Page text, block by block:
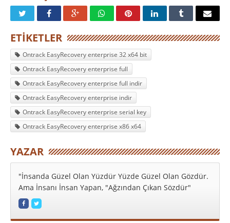
ETIKETLER
Ontrack EasyRecovery enterprise 32 x64 bit
Ontrack EasyRecovery enterprise full
Ontrack EasyRecovery enterprise full indir
Ontrack EasyRecovery enterprise indir
Ontrack EasyRecovery enterprise serial key
Ontrack EasyRecovery enterprise x86 x64
YAZAR
"İnsanda Güzel Olan Yüzdür Yüzde Güzel Olan Gözdür.
Ama İnsanı İnsan Yapan, "Ağzından Çıkan Sözdür"